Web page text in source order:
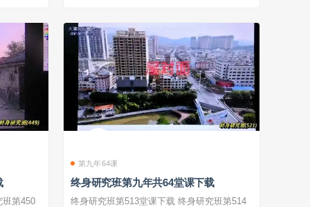
第九年64课
终身研究班第九年共64堂课下载
终身研究班第513堂课下载 终身研究班第514